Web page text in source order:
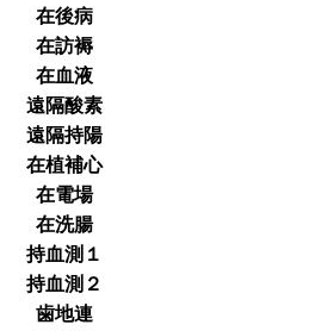
在後病
在訪褥
在血液
遠隔酸素
遠隔持陽
在植補心
在電場
在洗腸
持血測１
持血測２
歯地連